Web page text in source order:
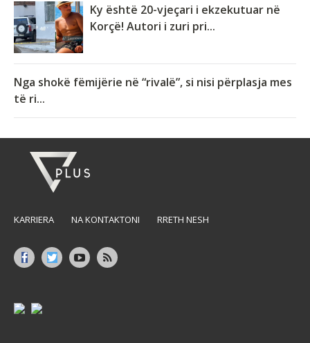
Ky është 20-vjeçari i ekzekutuar në
Korçë! Autori i zuri pri...
Nga shokë fëmijërie në “rivalë”, si nisi përplasja mes
të ri...
KARRIERA NA KONTAKTONI RRETH NESH